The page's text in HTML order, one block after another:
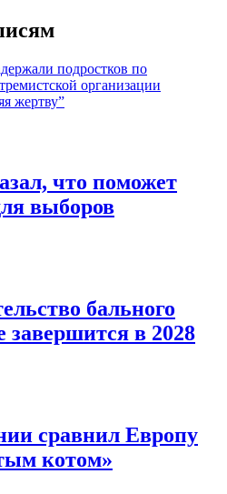
подростков по
организации
жертву”
что поможет
выборов
бального
завершится в 2028
сравнил Европу
котом»